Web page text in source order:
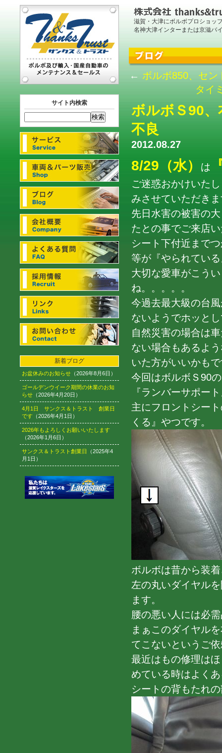
滋賀・大津にボルボプロショッ
名神大津インターまたは京滋バ
サイト内検索
新着ブログ
お盆休みのお知らせ （2026年8月6日）
ゴールデンウイーク期間の休業のお知
らせ （2026年4月20日）
4月1日 サンクス＆トラスト 創業日
です （2026年4月1日）
2026年もよろしくお願いいたします
（2026年1月6日）
サンクス＆トラスト創業日
（2025年4
月1日）
← ボルボ850、セ
タイ
ボルボＳ90
不良
2012.08.27
8/29（水） は
ご迷惑おかけいた
みさせていただき
先日水害の被害の
たとの事でご来店
シート下付近まで
等が『やられてい
大切な愛車がこう
ね。。。。。
今過去最大級の台
ないようでホッと
自然災害の場合は
ない場合もあるよ
いた方がいいかも
今回はボルボＳ90
『ランバーサポー
主にフロントシー
くる』やつです。
ボルボは昔から装
左の丸いダイヤル
ます。
腰の悪い人には必
まぁこのダイヤル
てこないというご
最近はもの修理は
めている時はよく
シートの背もたれ